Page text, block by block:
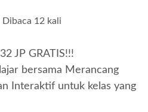
12 kali
JP GRATIS!!!
bersama Merancang
Interaktif untuk kelas yang